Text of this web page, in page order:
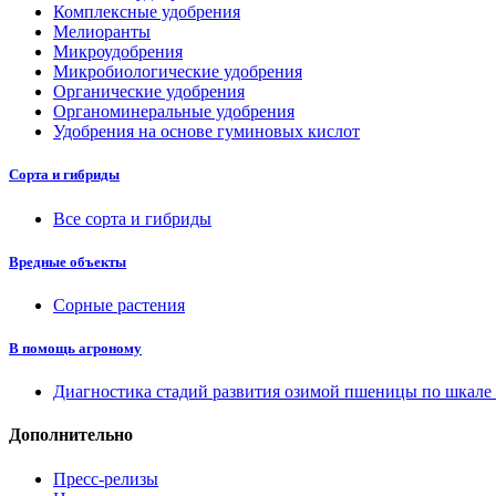
Комплексные удобрения
Мелиоранты
Микроудобрения
Микробиологические удобрения
Органические удобрения
Органоминеральные удобрения
Удобрения на основе гуминовых кислот
Сорта и гибриды
Все сорта и гибриды
Вредные объекты
Сорные растения
В помощь агроному
Диагностика стадий развития озимой пшеницы по
Дополнительно
Пресс-релизы